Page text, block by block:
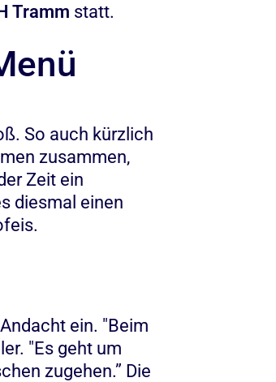
Tramm statt.
So auch kürzlich
zusammen,
Zeit ein
diesmal einen
ein. "Beim
"Es geht um
zugehen.” Die